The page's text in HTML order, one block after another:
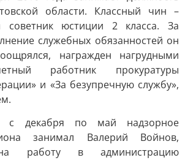
области. Классный чин –
советник юстиции 2 класса. За
служебных обязанностей он
награжден нагрудными
работник прокуратуры
и «За безупречную службу»,
с декабря по май надзорное
занимал Валерий Войнов,
работу в администрацию